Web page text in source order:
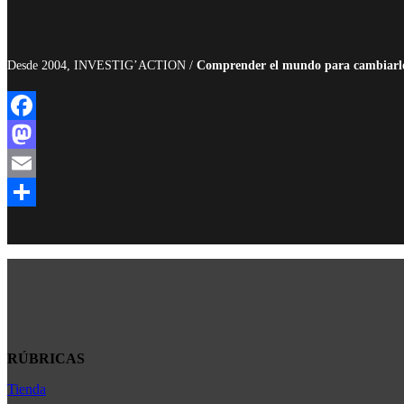
Desde 2004, INVESTIG’ACTION / Comprender el mundo para
Facebook
Mastodon
Email
RÚBRICAS
Africa
Tienda